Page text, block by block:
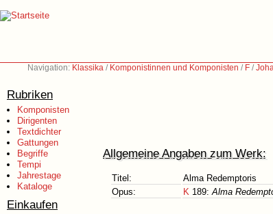
Navigation: Klassika / Komponistinnen und Komponisten / F /
Rubriken
Komponisten
Dirigenten
Textdichter
Gattungen
Begriffe
Tempi
Jahrestage
Kataloge
Einkaufen
Allgemeine Angaben zum Werk:
Titel:
Alma Redemptoris
Opus:
K 189:Alma